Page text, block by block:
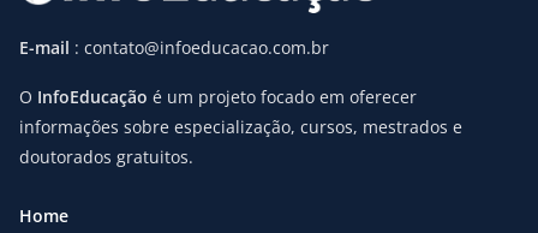
E-mail : contato@infoeducacao.com.br
O InfoEducação é um projeto focado em oferecer
informações sobre especialização, cursos, mestrados e
doutorados gratuitos.
Home